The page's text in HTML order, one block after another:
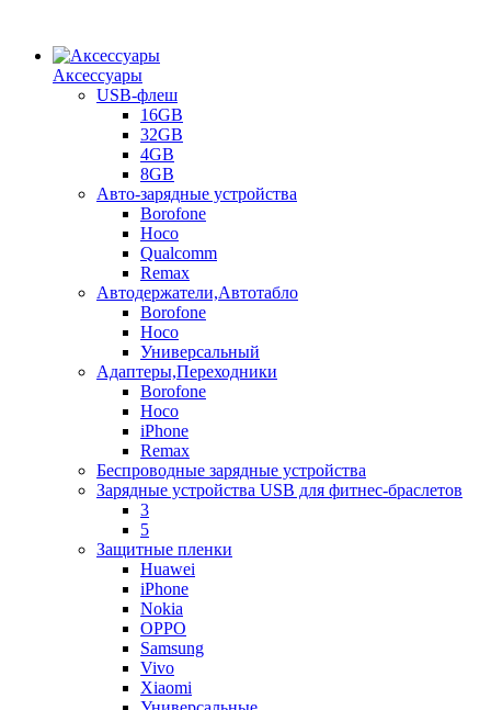
Аксессуары
USB-флеш
16GB
32GB
4GB
8GB
Авто-зарядные устройства
Borofone
Hoco
Qualcomm
Remax
Автодержатели,Автотабло
Borofone
Hoco
Универсальный
Адаптеры,Переходники
Borofone
Hoco
iPhone
Remax
Беспроводные зарядные устройства
Зарядные устройства USB для фитнес-браслетов
3
5
Защитные пленки
Huawei
iPhone
Nokia
OPPO
Samsung
Vivo
Xiaomi